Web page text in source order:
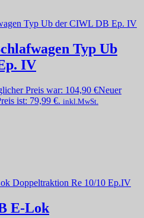
Typ Ub
IV
Preis war: 104,90 €Neuer
ist: 79,99 €. inkl.MwSt.
E-Lok